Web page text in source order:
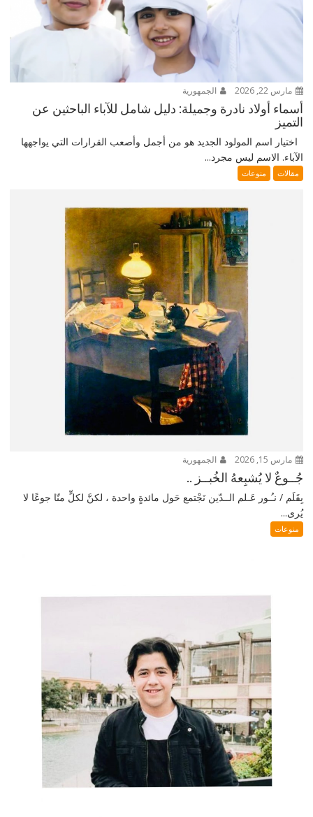
مارس 22, 2026 الجمهورية
أسماء أولاد نادرة وجميلة: دليل شامل للآباء الباحثين عن
التميز
اختيار اسم المولود الجديد هو من أجمل وأصعب القرارات التي يواجهها
الآباء. الاسم ليس مجرد...
مقالات منوعات
مارس 15, 2026 الجمهورية
جُــوعٌ لا يُشبِعهُ الخُبــز ..
بِقَلَم / نـُـور عَـلم الــدّين نَجْتمع حَول مائدةٍ واحدة ، لكنَّ لكلٍّ منّا جوعًا لا
يُرى...
منوعات